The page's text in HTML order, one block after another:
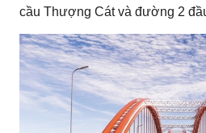
cầu Thượng Cát và đường 2